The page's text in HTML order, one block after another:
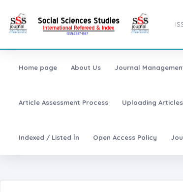
Home page About Us Journal
Article Assessment Process Uploading
Indexed / Listed İn Open Access Policy